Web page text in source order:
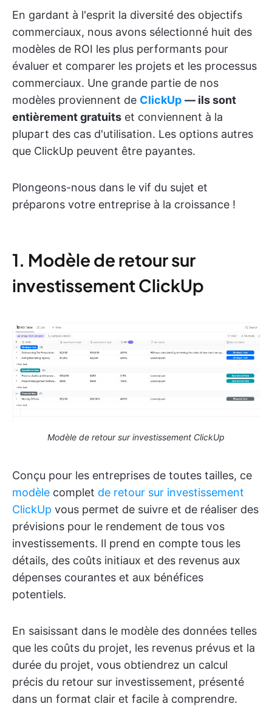
En gardant à l'esprit la diversité des objectifs
commerciaux, nous avons sélectionné huit des
modèles de ROI les plus performants pour
évaluer et comparer les projets et les processus
commerciaux. Une grande partie de nos
modèles proviennent de ClickUp — ils sont
entièrement gratuits et conviennent à la
plupart des cas d'utilisation. Les options autres
que ClickUp peuvent être payantes.
Plongeons-nous dans le vif du sujet et
préparons votre entreprise à la croissance !
1. Modèle de retour sur
investissement ClickUp
Modèle de retour sur investissement ClickUp
Conçu pour les entreprises de toutes tailles, ce
modèle complet de retour sur investissement
ClickUp vous permet de suivre et de réaliser des
prévisions pour le rendement de tous vos
investissements. Il prend en compte tous les
détails, des coûts initiaux et des revenus aux
dépenses courantes et aux bénéfices
potentiels.
En saisissant dans le modèle des données telles
que les coûts du projet, les revenus prévus et la
durée du projet, vous obtiendrez un calcul
précis du retour sur investissement, présenté
dans un format clair et facile à comprendre.